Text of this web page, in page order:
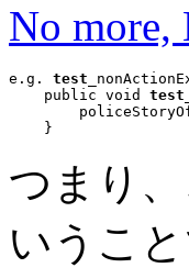
No
e.g. test
public void
test
つまり
いうこと